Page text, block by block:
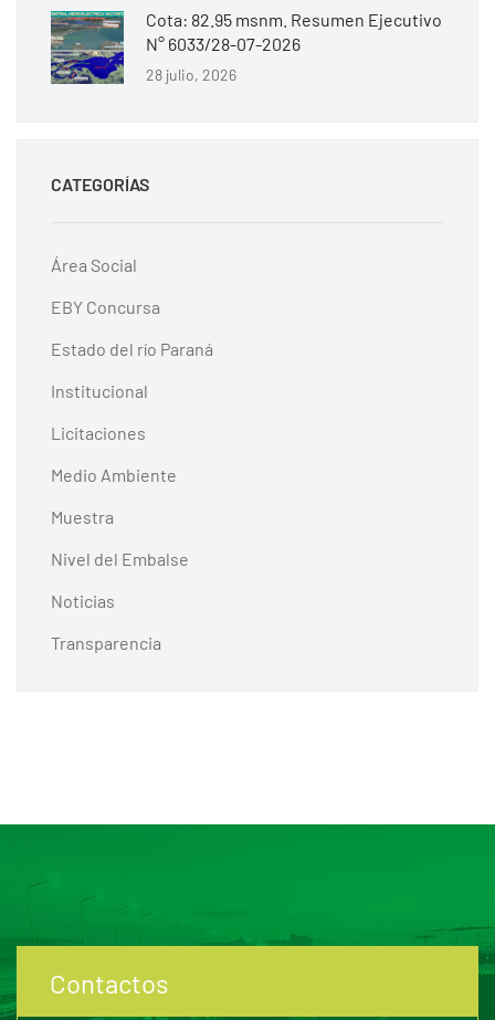
Cota: 82.95 msnm. Resumen Ejecutivo
N° 6033/28-07-2026
28 julio, 2026
CATEGORÍAS
Área Social
EBY Concursa
Estado del río Paraná
Institucional
Licitaciones
Medio Ambiente
Muestra
Nivel del Embalse
Noticias
Transparencia
Contactos